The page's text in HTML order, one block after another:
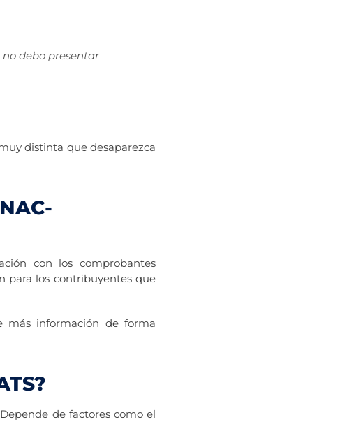
no debo presentar
distinta que desaparezca
con los comprobantes
para los contribuyentes que
más información de forma
de factores como el